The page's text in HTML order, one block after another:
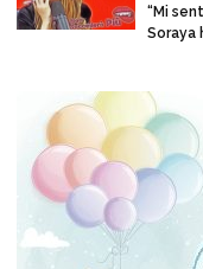
“Mi
Soraya